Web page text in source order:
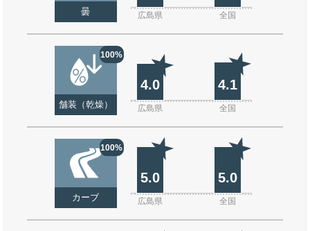
曇 広島県 全国
100%
舗装（乾燥）
4.0 4.1
広島県 全国
100%
カーブ
5.0 5.0
広島県 全国